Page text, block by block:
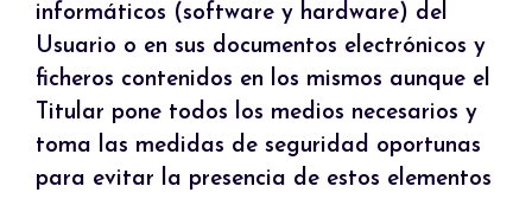
informáticos (software y hardware) del
Usuario o en sus documentos electrónicos y
ficheros contenidos en los mismos aunque el
Titular pone todos los medios necesarios y
toma las medidas de seguridad oportunas
para evitar la presencia de estos elementos